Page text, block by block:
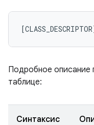
Подробное описание
таблице:
Синтаксис